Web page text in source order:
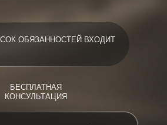
ОБЯЗАННОСТЕЙ ВХОДИТ
БЕСПЛАТНАЯ
КОНСУЛЬТАЦИЯ